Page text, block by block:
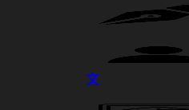
文